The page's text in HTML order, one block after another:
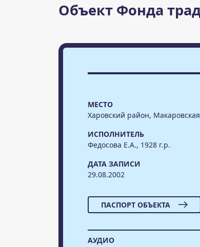
Объект Фонда
МЕСТО
Харовский район,
ИСПОЛНИТЕЛЬ
Федосова Е.А., 1928 г.р.
ДАТА ЗАПИСИ
29.08.2002
ПАСПОРТ ОБЪЕКТА
АУДИО